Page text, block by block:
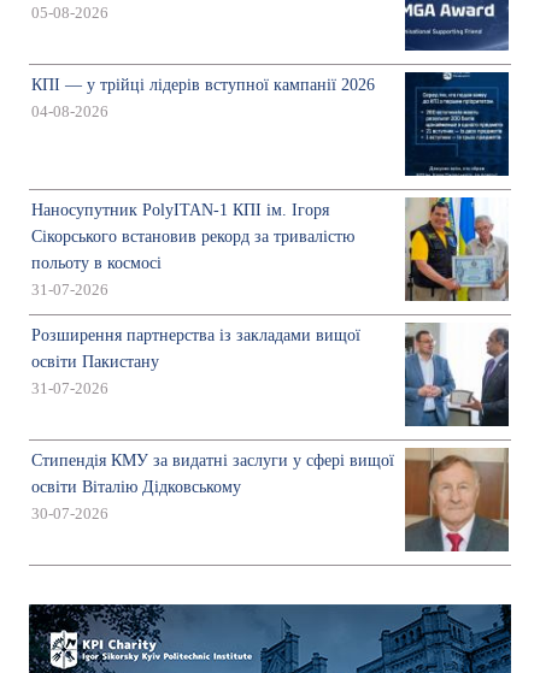
05-08-2026
КПІ — у трійці лідерів вступної кампанії 2026
04-08-2026
Наносупутник PolyITAN-1 КПІ ім. Ігоря
Сікорського встановив рекорд за тривалістю
польоту в космосі
31-07-2026
Розширення партнерства із закладами вищої
освіти Пакистану
31-07-2026
Стипендія КМУ за видатні заслуги у сфері вищої
освіти Віталію Дідковському
30-07-2026